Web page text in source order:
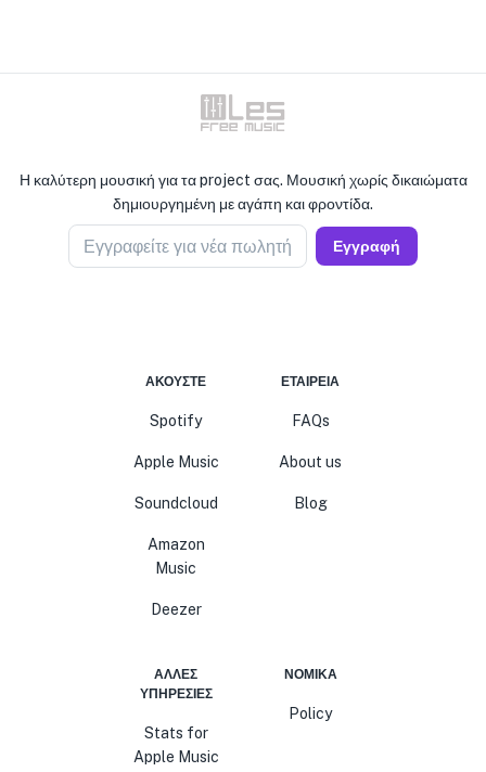
Η καλύτερη μουσική για τα project σας. Μουσική χωρίς δικαιώματα
δημιουργημένη με αγάπη και φροντίδα.
Εγγραφείτε για νέα πωλητή Εγγραφή
ΑΚΟΎΣΤΕ
Spotify
Apple Music
Soundcloud
Amazon
Music
Deezer
ΕΤΑΙΡΕΊΑ
FAQs
About us
Blog
ΆΛΛΕΣ
ΥΠΗΡΕΣΊΕΣ
Stats for
Apple Music
ΝΟΜΙΚΆ
Policy